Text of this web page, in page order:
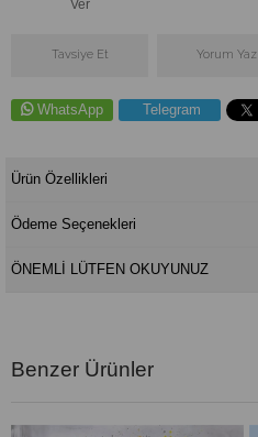
Ver
Tavsiye Et Yorum Yaz
WhatsApp Telegram
Ürün Özellikleri
Ödeme Seçenekleri
ÖNEMLİ LÜTFEN OKUYUNUZ
Benzer Ürünler